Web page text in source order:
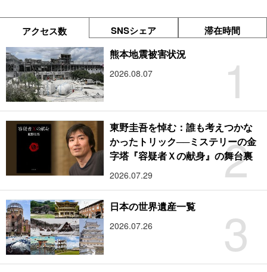
アクセス数 SNSシェア 滞在時間
1
熊本地震被害状況
2026.08.07
2
東野圭吾を悼む：誰も考えつかな
かったトリック──ミステリーの金
字塔『容疑者Ｘの献身』の舞台裏
2026.07.29
3
日本の世界遺産一覧
2026.07.26